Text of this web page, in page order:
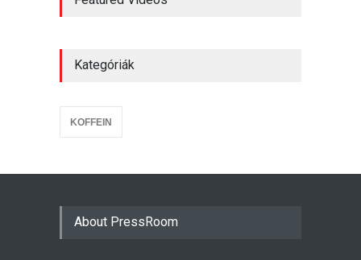
ébrenlétet?
Milyen egészségügyi előnyei
és kockázatai vannak a kávé
KOFFEIN 2023.09.17.
Kategóriák
KOFFEIN
About PressRoom